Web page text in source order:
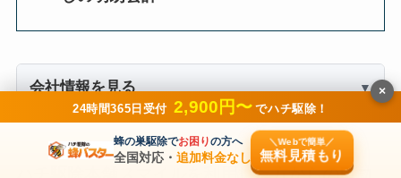
会社情報を見る
ハチ駆除本舗スマイルを利用した方からの口コ
24時間365日受付 2,900円〜 でハチ駆除！
蜂の巣駆除でお困りの方へ
全国対応・追加料金なし
＼Webで簡単／
無料見積もり
×